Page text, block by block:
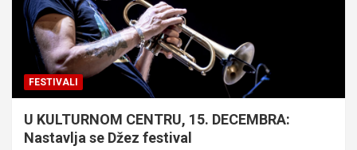
FESTIVALI
U KULTURNOM CENTRU, 15. DECEMBRA:
Nastavlja se Džez festival